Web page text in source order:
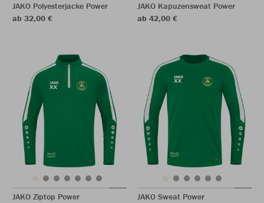
JAKO Polyesterjacke Power
ab 32,00 €
JAKO Kapuzensweat Power
ab 42,00 €
JAKO Ziptop Power
JAKO Sweat Power